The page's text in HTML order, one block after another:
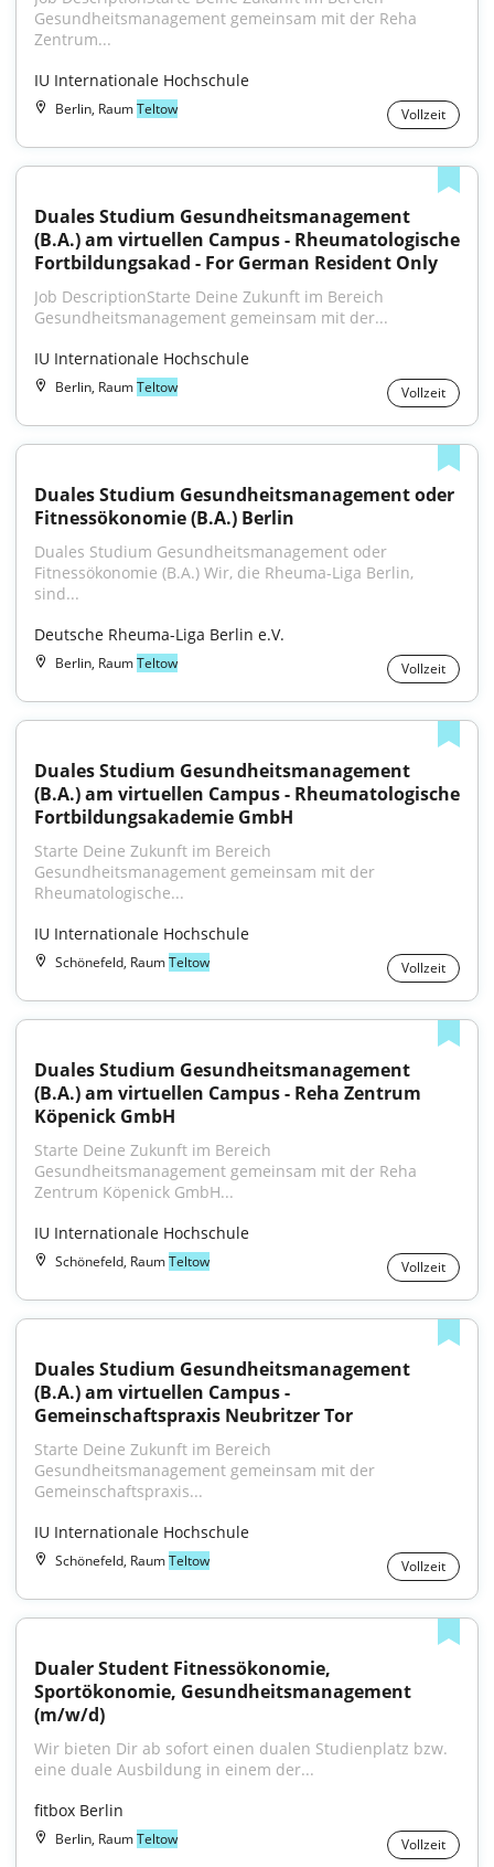
Gesundheitsmanagement gemeinsam mit der Reha
Zentrum...
IU Internationale Hochschule
Berlin, RaumTeltow Vollzeit
Duales Studium Gesundheitsmanagement
(B.A.) am virtuellen Campus - Rheumatologische
Fortbildungsakad - For German Resident Only
Job DescriptionStarte Deine Zukunft im Bereich
Gesundheitsmanagement gemeinsam mit der...
IU Internationale Hochschule
Berlin, RaumTeltow Vollzeit
Duales Studium Gesundheitsmanagement oder
Fitnessökonomie (B.A.) Berlin
Duales Studium Gesundheitsmanagement oder
Fitnessökonomie (B.A.) Wir, die Rheuma-Liga Berlin,
sind...
Deutsche Rheuma-Liga Berlin e.V.
Berlin, RaumTeltow Vollzeit
Duales Studium Gesundheitsmanagement
(B.A.) am virtuellen Campus - Rheumatologische
Fortbildungsakademie GmbH
Starte Deine Zukunft im Bereich
Gesundheitsmanagement gemeinsam mit der
Rheumatologische...
IU Internationale Hochschule
Schönefeld, RaumTeltow Vollzeit
Duales Studium Gesundheitsmanagement
(B.A.) am virtuellen Campus - Reha Zentrum
Köpenick GmbH
Starte Deine Zukunft im Bereich
Gesundheitsmanagement gemeinsam mit der Reha
Zentrum Köpenick GmbH...
IU Internationale Hochschule
Schönefeld, RaumTeltow Vollzeit
Duales Studium Gesundheitsmanagement
(B.A.) am virtuellen Campus -
Gemeinschaftspraxis Neubritzer Tor
Starte Deine Zukunft im Bereich
Gesundheitsmanagement gemeinsam mit der
Gemeinschaftspraxis...
IU Internationale Hochschule
Schönefeld, RaumTeltow Vollzeit
Dualer Student Fitnessökonomie,
Sportökonomie, Gesundheitsmanagement
(m/w/d)
Wir bieten Dir ab sofort einen dualen Studienplatz bzw.
eine duale Ausbildung in einem der...
fitbox Berlin
Berlin, RaumTeltow Vollzeit